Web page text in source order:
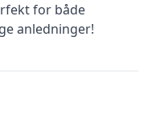
for både
anledninger!